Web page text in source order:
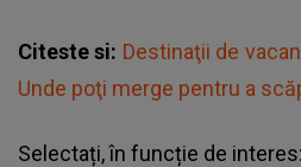
Citeste si: Destinaţii de
Unde poţi merge pentru a
Selectați, în funcție de interes: